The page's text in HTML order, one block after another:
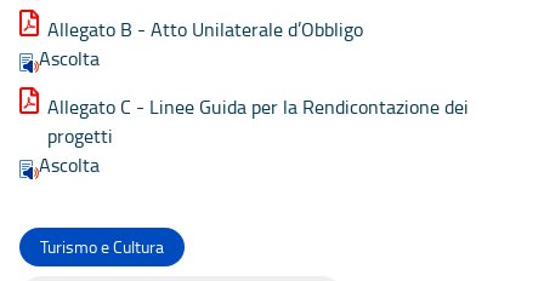
Allegato B - Atto Unilaterale d’Obbligo
Ascolta
Allegato C - Linee Guida per la Rendicontazione dei
progetti
Ascolta
Turismo e Cultura